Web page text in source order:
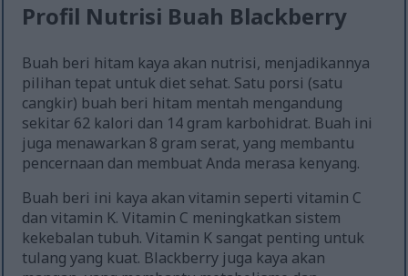
Profil Nutrisi Buah Blackberry
Buah beri hitam kaya akan nutrisi, menjadikannya
pilihan tepat untuk diet sehat. Satu porsi (satu
cangkir) buah beri hitam mentah mengandung
sekitar 62 kalori dan 14 gram karbohidrat. Buah ini
juga menawarkan 8 gram serat, yang membantu
pencernaan dan membuat Anda merasa kenyang.
Buah beri ini kaya akan vitamin seperti vitamin C
dan vitamin K. Vitamin C meningkatkan sistem
kekebalan tubuh. Vitamin K sangat penting untuk
tulang yang kuat. Blackberry juga kaya akan